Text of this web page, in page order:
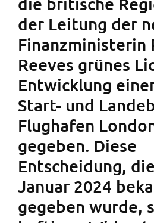
der Leitung der
Finanzministerin
Reeves grünes
Entwicklung
Start- und
Flughafen
gegeben. Diese
Entscheidung,
Januar 2024
gegeben wurde,